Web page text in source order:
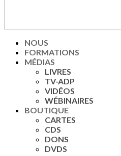
NOUS
FORMATIONS
MÉDIAS
LIVRES
TV-ADP
VIDÉOS
WÉBINAIRES
BOUTIQUE
CARTES
CDS
DONS
DVDS